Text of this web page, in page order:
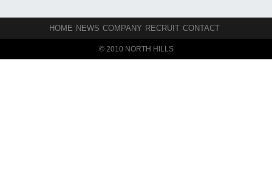
HOME NEWS COMPANY RECRUIT CONTACT
© 2010 NORTH HILLS